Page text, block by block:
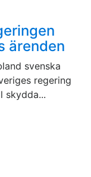
ärenden
svenska
regering
skydda...